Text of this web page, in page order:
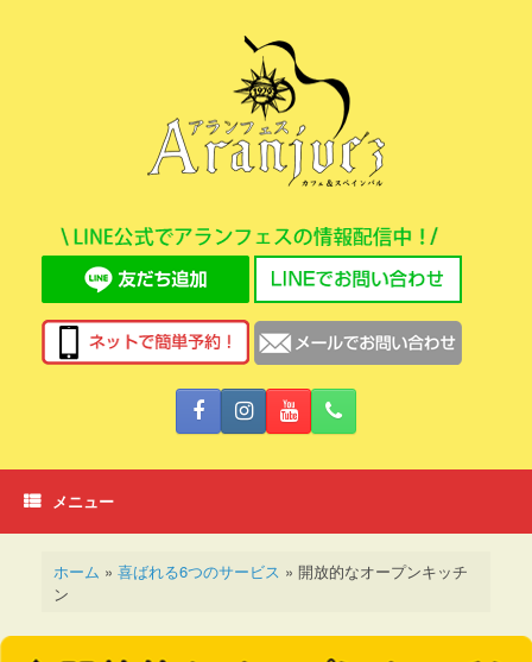
メニュー
ホーム » 喜ばれる6つのサービス » 開放的なオープンキッチ
ン